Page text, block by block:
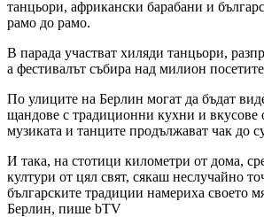
танцьори, африкански барабани и
рамо до рамо.
В парада участват хиляди танцьори,
а фестивалът събира над милион
По улиците на Берлин могат да бъдат
щандове с традиционни кухни и вкусове
музиката и танците продължават чак до
И така, на стотици километри от дома,
култури от цял свят, сякаш неслучайно
българските традиции намериха своето
Берлин, пише bTV